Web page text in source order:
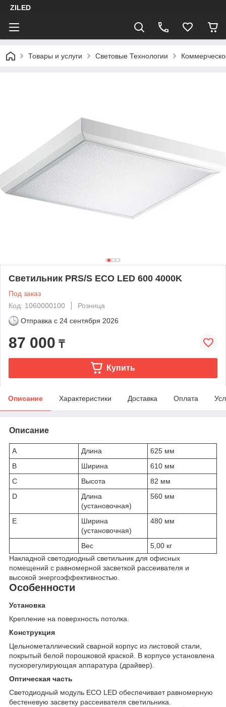
ZILED
Товары и услуги Световые Технологии
Светильник PRS/S ECO LED 600 4000K
Под заказ
Код: 1060000100
Розница
Отправка с 24 сентября 2026
87 000 ₸
Купить
Описание Характеристики Доставка Оплата
Описание
A Длина
625 мм
B
Ширина
610 мм
C
Высота
82 мм
D
Длина
(установочная)
560 мм
E
Ширина
(установочная)
480 мм
Вес
5,00 кг
Накладной светодиодный светильник для офисных
помещений с равномерной засветкой рассеивателя и
высокой энергоэффективностью.
Особенности
Установка
Крепление на поверхность потолка.
Конструкция
Цельнометаллический сварной корпус из листовой стали,
покрытый белой порошковой краской. В корпусе установлена
пускорегулирующая аппаратура (драйвер).
Оптическая часть
Светодиодный модуль ECO LED обеспечивает равномерную
бестеневую засветку рассеивателя светильника.